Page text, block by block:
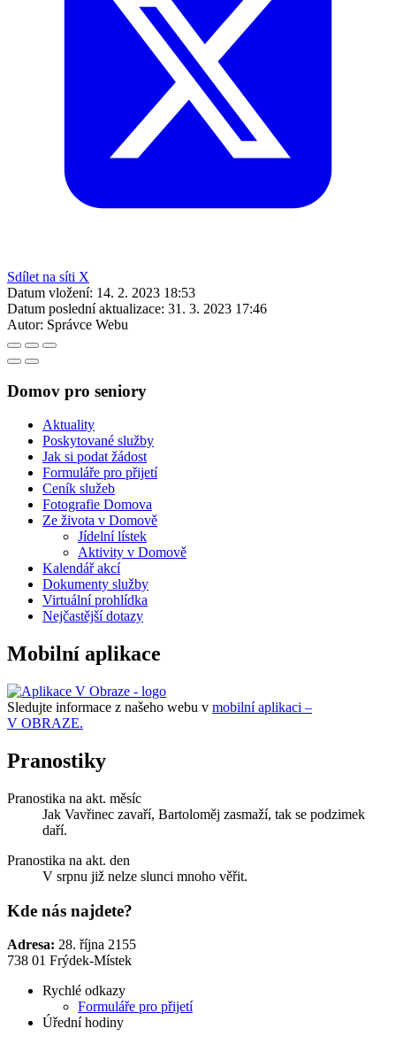
Sdílet na síti X
Datum vložení: 14. 2. 2023 18:53
Datum poslední aktualizace: 31. 3. 2023 17:46
Autor: Správce Webu
Domov pro seniory
Aktuality
Poskytované služby
Jak si podat žádost
Formuláře pro přijetí
Ceník služeb
Fotografie Domova
Ze života v Domově
Jídelní lístek
Aktivity v Domově
Kalendář akcí
Dokumenty služby
Virtuální prohlídka
Nejčastější dotazy
Mobilní aplikace
Sledujte informace z našeho webu v mobilní aplikaci –
V OBRAZE.
Pranostiky
Pranostika na akt. měsíc
Jak Vavřinec zavaří, Bartoloměj zasmaží, tak se podzimek
daří.
Pranostika na akt. den
V srpnu již nelze slunci mnoho věřit.
Kde nás najdete?
Adresa: 28. října 2155
738 01 Frýdek-Místek
Rychlé odkazy
Formuláře pro přijetí
Úřední hodiny